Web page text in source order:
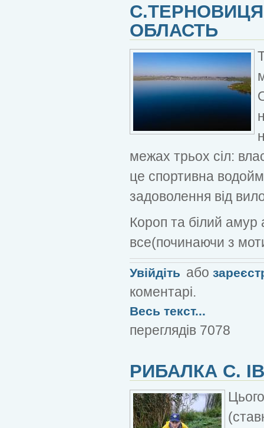
ОБЛАСТЬ
межах трьох сіл:
це спортивна
задоволення від
Короп та білий
все(починаючи з
Увійдіть або
коментарі.
Весь текст...
переглядів 7078
РИБАЛКА С.